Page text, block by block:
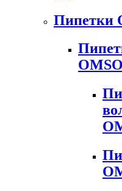
Пипетки